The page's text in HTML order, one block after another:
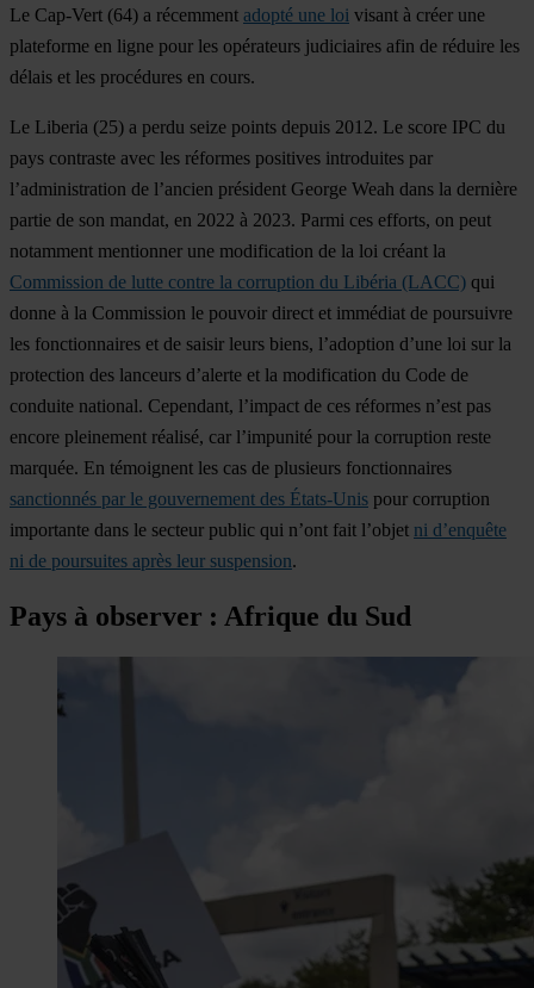
Le Cap-Vert (64) a récemment adopté une loi visant à créer une
plateforme en ligne pour les opérateurs judiciaires afin de réduire les
délais et les procédures en cours.
Le Liberia (25) a perdu seize points depuis 2012. Le score IPC du
pays contraste avec les réformes positives introduites par
l’administration de l’ancien président George Weah dans la dernière
partie de son mandat, en 2022 à 2023. Parmi ces efforts, on peut
notamment mentionner une modification de la loi créant la
Commission de lutte contre la corruption du Libéria (LACC) qui
donne à la Commission le pouvoir direct et immédiat de poursuivre
les fonctionnaires et de saisir leurs biens, l’adoption d’une loi sur la
protection des lanceurs d’alerte et la modification du Code de
conduite national. Cependant, l’impact de ces réformes n’est pas
encore pleinement réalisé, car l’impunité pour la corruption reste
marquée. En témoignent les cas de plusieurs fonctionnaires
sanctionnés par le gouvernement des États-Unis pour corruption
importante dans le secteur public qui n’ont fait l’objet ni d’enquête
ni de poursuites après leur suspension.
Pays à observer : Afrique du Sud